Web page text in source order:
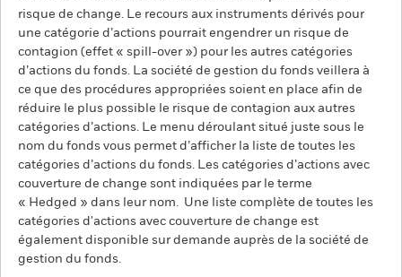
risque de change. Le recours aux instruments dérivés pour
une catégorie d’actions pourrait engendrer un risque de
contagion (effet « spill-over ») pour les autres catégories
d’actions du fonds. La société de gestion du fonds veillera à
ce que des procédures appropriées soient en place afin de
réduire le plus possible le risque de contagion aux autres
catégories d’actions. Le menu déroulant situé juste sous le
nom du fonds vous permet d’afficher la liste de toutes les
catégories d’actions du fonds. Les catégories d’actions avec
couverture de change sont indiquées par le terme
« Hedged » dans leur nom. Une liste complète de toutes les
catégories d'actions avec couverture de change est
également disponible sur demande auprès de la société de
gestion du fonds.